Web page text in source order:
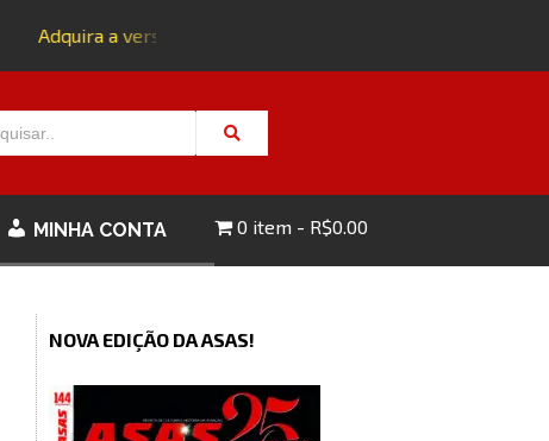
Adquira a versão impressa da edição 143 com FRETE GRÁTIS
MINHA CONTA 0 item R$0.00
NOVA EDIÇÃO DA ASAS!